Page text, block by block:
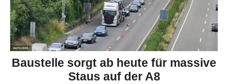
Baustelle sorgt ab heute für massive
Staus auf der A8